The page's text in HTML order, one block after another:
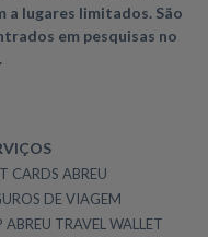
a lugares limitados. São
em pesquisas no
CARDS ABREU
DE VIAGEM
ABREU TRAVEL WALLET